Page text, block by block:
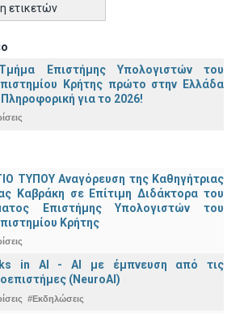
ετικετών
Επιστήμης Υπολογιστών του
Κρήτης πρώτο στην Ελλάδα
για το 2026!
ΤΥΠΟΥ Αναγόρευση της Καθηγήτριας
Καβράκη σε Επίτιμη Διδάκτορα του
Επιστήμης Υπολογιστών του
Κρήτης
in AI - ΑΙ με έμπνευση από τις
(NeuroAI)
#Εκδηλώσεις